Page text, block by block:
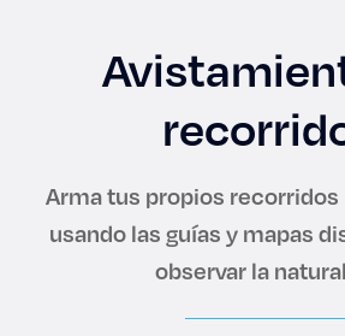
CRUCE
Arma tus propios
usando las guías y mapas
observar la